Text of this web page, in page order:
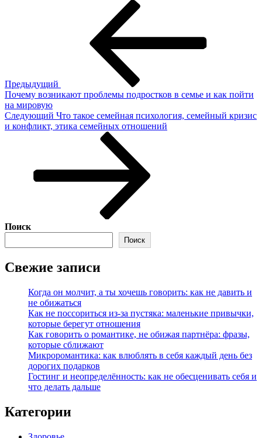
психотерапия,
Предыдущий
Почему возникают проблемы подростков в семье и как пойти
на мировую
Следующая
запись
Следующий Что такое семейная психология, семейный кризис
и конфликт, этика семейных отношений
Поиск
Поиск
Свежие записи
Когда он молчит, а ты хочешь говорить: как не давить и
не обижаться
Как не поссориться из‑за пустяка: маленькие привычки,
которые берегут отношения
Как говорить о романтике, не обижая партнёра: фразы,
которые сближают
Микроромантика: как влюблять в себя каждый день без
дорогих подарков
Гостинг и неопределённость: как не обесценивать себя и
что делать дальше
Категории